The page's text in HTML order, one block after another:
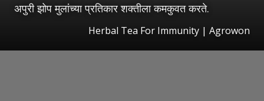
अपुरी झोप मुलांच्या प्रतिकार शक्तीला कमकुवत करते.
Herbal Tea For Immunity | Agrowon